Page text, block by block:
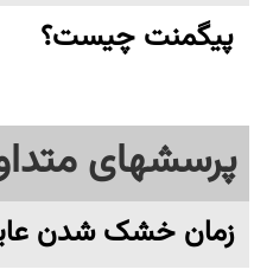
پیگمنت چیست؟
پرسشهای
زمان خشک شدن